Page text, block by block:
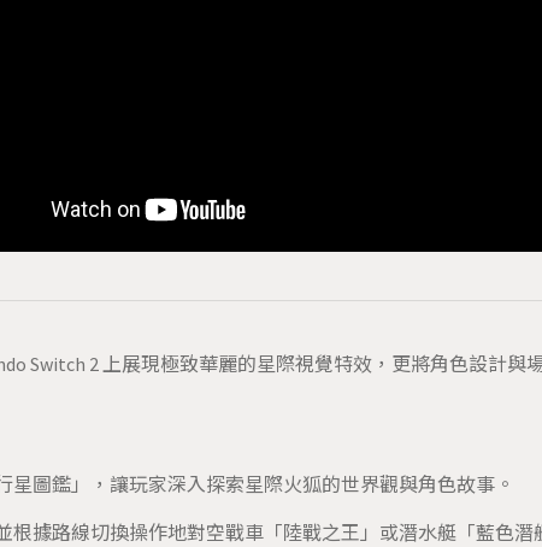
Switch 2 上展現極致華麗的星際視覺特效，更將角色設計與
圖鑑」，讓玩家深入探索星際火狐的世界觀與角色故事。
據路線切換操作地對空戰車「陸戰之王」或潛水艇「藍色潛